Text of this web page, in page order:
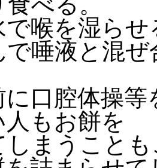
で喉を湿らせ
で唾液と混
に口腔体操
もお餅を
しまうこと